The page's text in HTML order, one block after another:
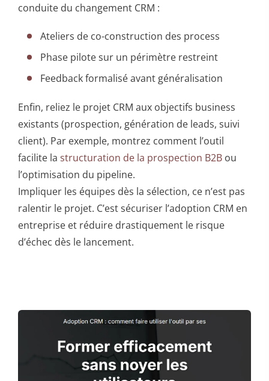
conduite du changement CRM :
Ateliers de co-construction des process
Phase pilote sur un périmètre restreint
Feedback formalisé avant généralisation
Enfin, reliez le projet CRM aux objectifs business
existants (prospection, génération de leads, suivi
client). Par exemple, montrez comment l’outil
facilite la structuration de la prospection B2B ou
l’optimisation du pipeline.
Impliquer les équipes dès la sélection, ce n’est pas
ralentir le projet. C’est sécuriser l’adoption CRM en
entreprise et réduire drastiquement le risque
d’échec dès le lancement.